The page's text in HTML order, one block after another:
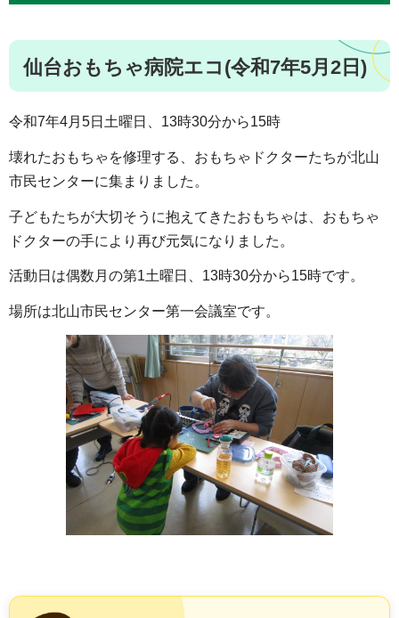
仙台おもちゃ病院エコ(令和7年5月2日)
令和7年4月5日土曜日、13時30分から15時
壊れたおもちゃを修理する、おもちゃドクターたちが北山
市民センターに集まりました。
子どもたちが大切そうに抱えてきたおもちゃは、おもちゃ
ドクターの手により再び元気になりました。
活動日は偶数月の第1土曜日、13時30分から15時です。
場所は北山市民センター第一会議室です。